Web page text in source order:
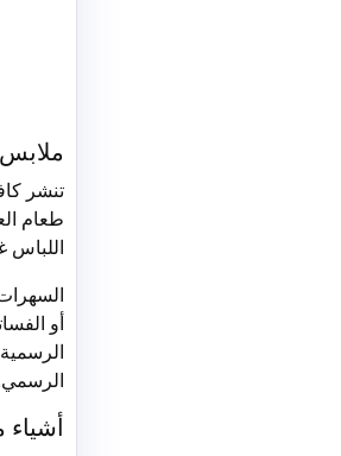
تنشر
طعام
اللباس
أو
أشياء